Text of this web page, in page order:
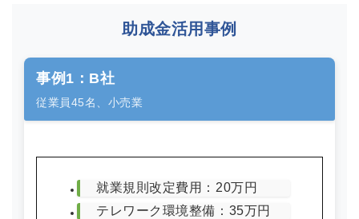
助成金活用事例
事例1：B社
従業員45名、小売業
就業規則改定費用：20万円
テレワーク環境整備：35万円